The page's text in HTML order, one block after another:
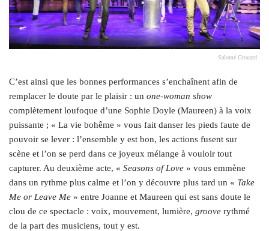
Salomé Grouard
C’est ainsi que les bonnes performances s’enchaînent afin de
remplacer le doute par le plaisir : un one-woman show
complètement loufoque d’une Sophie Doyle (Maureen) à la voix
puissante ; « La vie bohême » vous fait danser les pieds faute de
pouvoir se lever : l’ensemble y est bon, les actions fusent sur
scène et l’on se perd dans ce joyeux mélange à vouloir tout
capturer. Au deuxième acte, « Seasons of Love » vous emmène
dans un rythme plus calme et l’on y découvre plus tard un « Take
Me or Leave Me » entre Joanne et Maureen qui est sans doute le
clou de ce spectacle : voix, mouvement, lumière, groove rythmé
de la part des musiciens, tout y est.